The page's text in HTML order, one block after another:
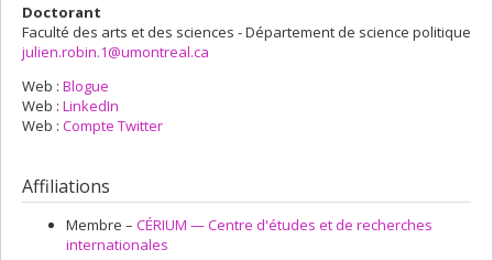
Doctorant
Faculté des arts et des sciences - Département de science politique
julien.robin.1@umontreal.ca
Web : Blogue
Web : LinkedIn
Web : Compte Twitter
Affiliations
Membre – CÉRIUM — Centre d'études et de recherches
internationales